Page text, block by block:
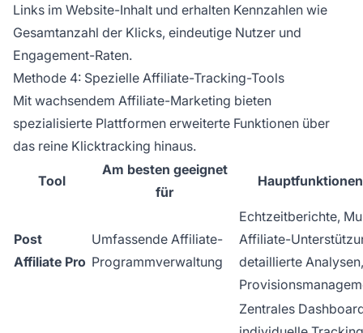
Links im Website-Inhalt und erhalten Kennzahlen wie
Gesamtanzahl der Klicks, eindeutige Nutzer und
Engagement-Raten.
Methode 4: Spezielle Affiliate-Tracking-Tools
Mit wachsendem Affiliate-Marketing bieten
spezialisierte Plattformen erweiterte Funktionen über
das reine Klicktracking hinaus.
Tool
Am besten geeignet
für
Hauptfunktionen
Post
Affiliate Pro
Umfassende Affiliate-
Programmverwaltung
Echtzeitberichte,
Affiliate-
detaillierte Analysen,
Zentrales